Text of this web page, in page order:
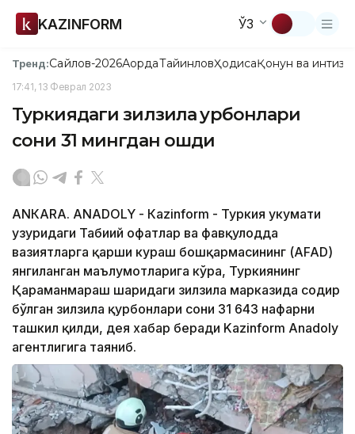
KAZINFORM ЎЗ
Тренд:Сайлов-2026АқордаТайинловҲодисаҚонун ва
17:41, 13 Феврал 2023
Туркиядаги зилзила қурбонлари
сони 31 мингдан ошди
АNКАRА. АNADOLY - Кazinform - Туркия ҳукумати
ҳузуридаги Табиий офатлар ва фавқулодда
вазиятларга қарши кураш бошқармасининг (АFAD)
янгиланган маълумотларига кўра, Туркиянинг
Қаҳраманмараш шаҳридаги зилзила марказида содир
бўлган зилзила қурбонлари сони 31 643 нафарни
ташкил қилди, дея хабар беради Kazinform Аnadoly
агентлигига таяниб.